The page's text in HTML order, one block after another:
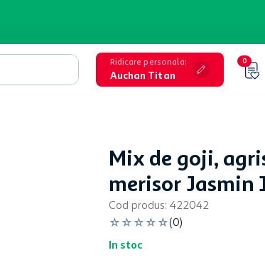
Ridicare personala:
Auchan Titan
0
Mix de goji,
merisor Jasmin
Cod produs: 422042
☆ ☆ ☆ ☆ ☆(0)
In stoc